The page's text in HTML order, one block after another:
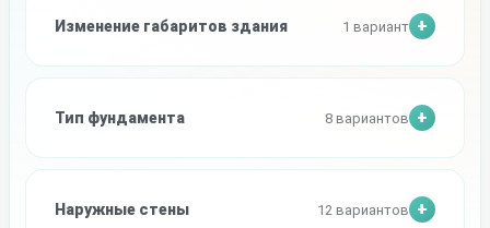
Изменение габаритов здания 1 вариант
Тип фундамента 8 вариантов
Наружные стены 12 вариантов